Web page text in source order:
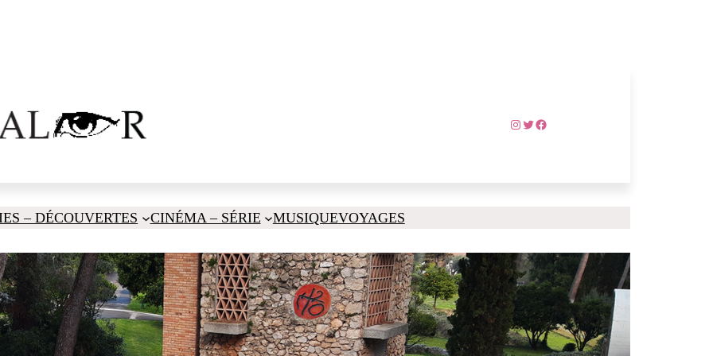
Instagram
TwitterFacebook
– DÉCOUVERTES CINÉMA – SÉRIE MUSIQUEVOYAGES